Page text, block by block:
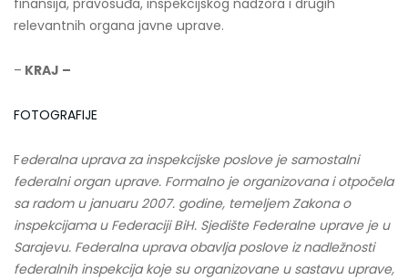
finansija, pravosuđa, inspekcijskog nadzora i drugih
relevantnih organa javne uprave.
– KRAJ –
FOTOGRAFIJE
Federalna uprava za inspekcijske poslove je samostalni
federalni organ uprave. Formalno je organizovana i otpočela
sa radom u januaru 2007. godine, temeljem Zakona o
inspekcijama u Federaciji BiH. Sjedište Federalne uprave je u
Sarajevu. Federalna uprava obavlja poslove iz nadležnosti
federalnih inspekcija koje su organizovane u sastavu uprave,